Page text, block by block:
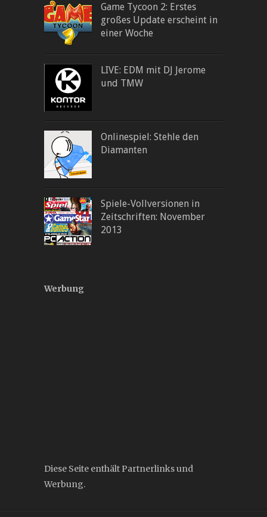
Game Tycoon 2: Erstes
großes Update erscheint in
einer Woche
LIVE: EDM mit DJ Jerome
und TMW
Onlinespiel: Stehle den
Diamanten
Spiele-Vollversionen in
Zeitschriften: November
2013
Werbung
Diese Seite enthält Partnerlinks und
Werbung.